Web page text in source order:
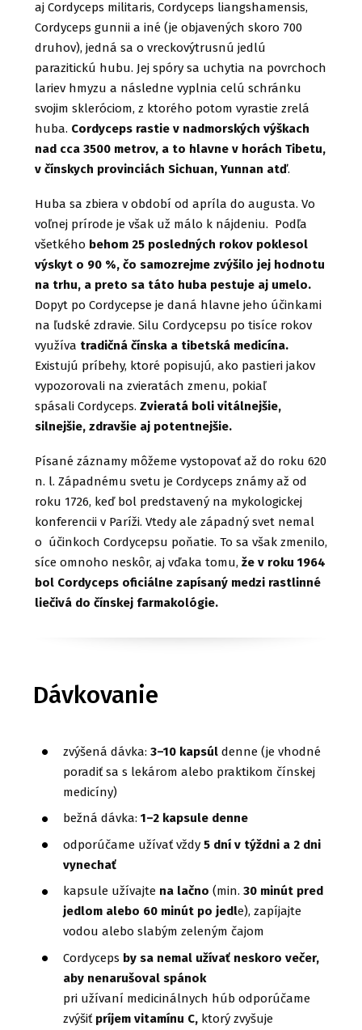
aj Cordyceps militaris, Cordyceps liangshamensis,
Cordyceps gunnii a iné (je objavených skoro 700
druhov), jedná sa o vreckovýtrusnú jedlú
parazitickú hubu. Jej spóry sa uchytia na povrchoch
lariev hmyzu a následne vyplnia celú schránku
svojim skleróciom, z ktorého potom vyrastie zrelá
huba. Cordyceps rastie v nadmorských výškach
nad cca 3500 metrov, a to hlavne v horách Tibetu,
v čínskych provinciách Sichuan, Yunnan atď.
Huba sa zbiera v období od apríla do augusta. Vo
voľnej prírode je však už málo k nájdeniu. Podľa
všetkého behom 25 posledných rokov poklesol
výskyt o 90 %, čo samozrejme zvýšilo jej hodnotu
na trhu, a preto sa táto huba pestuje aj umelo.
Dopyt po Cordycepse je daná hlavne jeho účinkami
na ľudské zdravie. Silu Cordycepsu po tisíce rokov
využíva tradičná čínska a tibetská medicína.
Existujú príbehy, ktoré popisujú, ako pastieri jakov
vypozorovali na zvieratách zmenu, pokiaľ
spásali Cordyceps. Zvieratá boli vitálnejšie,
silnejšie, zdravšie aj potentnejšie.
Písané záznamy môžeme vystopovať až do roku 620
n. l. Západnému svetu je Cordyceps známy až od
roku 1726, keď bol predstavený na mykologickej
konferencii v Paríži. Vtedy ale západný svet nemal
o účinkoch Cordycepsu poňatie. To sa však zmenilo,
síce omnoho neskôr, aj vďaka tomu, že v roku 1964
bol Cordyceps oficiálne zapísaný medzi rastlinné
liečivá do čínskej farmakológie.
Dávkovanie
zvýšená dávka: 3–10 kapsúldenne (je vhodné
poradiť sa s lekárom alebo praktikom čínskej
medicíny)
bežná dávka: 1–2 kapsule denne
odporúčame užívať vždy5 dní v týždni a 2 dni
vynechať
kapsule užívajte na lačno (min. 30 minút pred
jedlom alebo 60 minút po jedle), zapíjajte
vodou alebo slabým zeleným čajom
Cordyceps by sa nemal užívať neskoro večer,
aby nenarušoval spánok
pri užívaní medicinálnych húb odporúčame
zvýšiť príjem vitamínu C,ktorý zvyšuje